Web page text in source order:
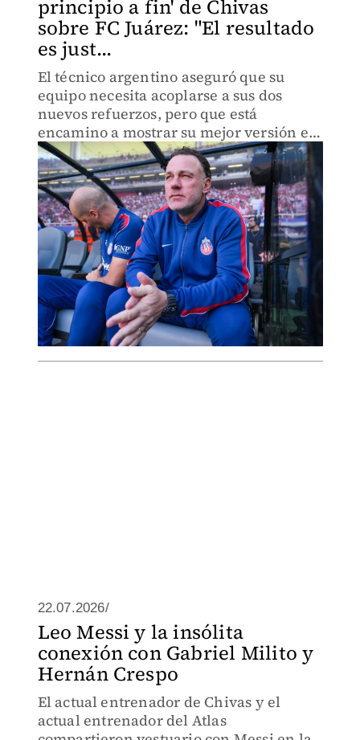
principio a fin' de Chivas
sobre FC Juárez: "El resultado
es just...
El técnico argentino aseguró que su
equipo necesita acoplarse a sus dos
nuevos refuerzos, pero que está
encamino a mostrar su mejor versión en
los próximos compromisos en Leagues
Cup.
22.07.2026/
Leo Messi y la insólita
conexión con Gabriel Milito y
Hernán Crespo
El actual entrenador de Chivas y el
actual entrenador del Atlas